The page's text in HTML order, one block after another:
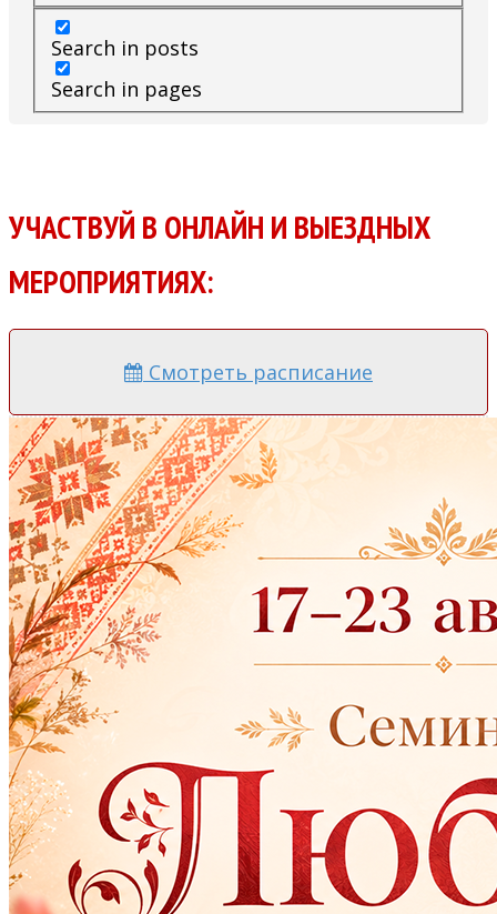
Search in posts
Search in pages
УЧАСТВУЙ В ОНЛАЙН И ВЫЕЗДНЫХ
МЕРОПРИЯТИЯХ:
Смотреть расписание